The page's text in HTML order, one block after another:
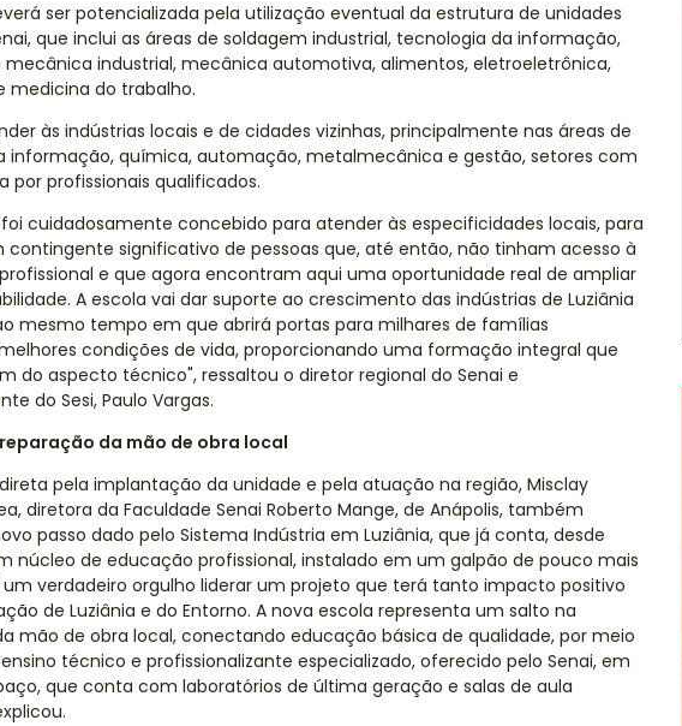
ser potencializada pela utilização eventual da estrutura de unidades
que inclui as áreas de soldagem industrial, tecnologia da informação,
industrial, mecânica automotiva, alimentos, eletroeletrônica,
medicina do trabalho.
às indústrias locais e de cidades vizinhas, principalmente nas áreas de
informação, química, automação, metalmecânica e gestão, setores com
por profissionais qualificados.
foi cuidadosamente concebido para atender às especificidades locais, para
significativo de pessoas que, até então, não tinham acesso à
e que agora encontram aqui uma oportunidade real de ampliar
A escola vai dar suporte ao crescimento das indústrias de Luziânia
mesmo tempo em que abrirá portas para milhares de famílias
condições de vida, proporcionando uma formação integral que
do aspecto técnico", ressaltou o diretor regional do Senai e
do Sesi, Paulo Vargas.
da mão de obra local
pela implantação da unidade e pela atuação na região, Misclay
diretora da Faculdade Senai Roberto Mange, de Anápolis, também
passo dado pelo Sistema Indústria em Luziânia, que já conta, desde
núcleo de educação profissional, instalado em um galpão de pouco mais
um verdadeiro orgulho liderar um projeto que terá tanto impacto positivo
de Luziânia e do Entorno. A nova escola representa um salto na
mão de obra local, conectando educação básica de qualidade, por meio
técnico e profissionalizante especializado, oferecido pelo Senai, em
que conta com laboratórios de última geração e salas de aula